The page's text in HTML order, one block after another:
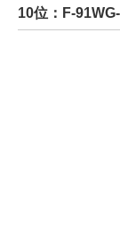
10位：F-